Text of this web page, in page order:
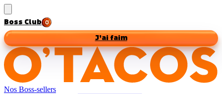
Boss Club
J’ai faim
Nos Boss-sellers